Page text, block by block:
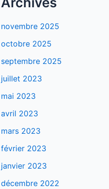
novembre 2025
octobre 2025
septembre 2025
juillet 2023
mai 2023
avril 2023
mars 2023
février 2023
janvier 2023
décembre 2022